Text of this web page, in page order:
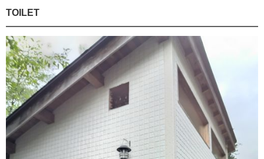
TOILET